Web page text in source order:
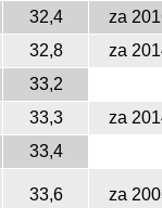
32,4
za
32,8
za
33,2
33,3
za
33,4
33,6 za